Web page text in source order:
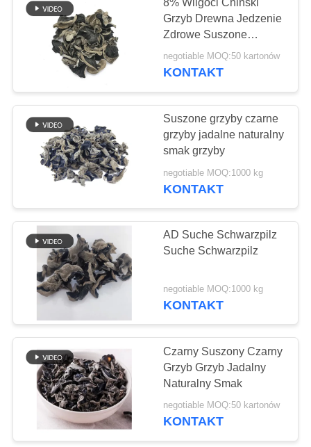
SKONTAKTUJ
NAMI
AKTUALNOŚCI
POPROŚ
O
WYCENĘ
MAPA
WITRYNY
POLITYKA
PRYWATNOŚCI
Okruchy pieczywa
pełnoziarnistego
Panko
Pieczony Wodorost
Nori
Czysty proszek
Wasabi
Grzyb Drewna Jedzenie
Zdrowe Suszone
Czarne
negotiable MOQ:50 kartonów
KONTAKT
Suszone grzyby czarne
grzyby jadalne naturalny
smak grzyby
negotiable MOQ:1000 kg
KONTAKT
AD Suche Schwarzpilz
Suche Schwarzpilz
negotiable MOQ:1000 kg
KONTAKT
Czarny Suszony Czarny
Grzyb Grzyb Jadalny
Naturalny Smak
negotiable MOQ:50 kartonów
KONTAKT